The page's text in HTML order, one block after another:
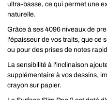
ultra-basse, ce qui permet une
naturelle.
Grâce à ses 4096 niveaux de
l'épaisseur de vos traits, que ce
ou pour des prises de notes
La sensibilité à l'inclinaison
supplémentaire à vos dessins,
crayon sur papier.